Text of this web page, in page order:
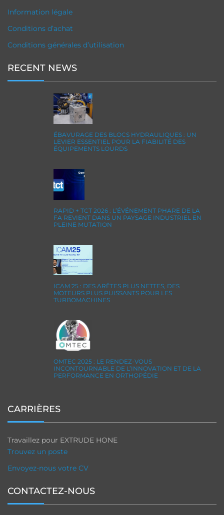
Information légale
Conditions d’achat
Conditions générales d’utilisation
RECENT NEWS
ÉBAVURAGE DES BLOCS HYDRAULIQUES : UN
LEVIER ESSENTIEL POUR LA FIABILITÉ DES
ÉQUIPEMENTS LOURDS
RAPID + TCT 2026 : L’ÉVÉNEMENT PHARE DE LA
FA REVIENT DANS UN PAYSAGE INDUSTRIEL EN
PLEINE MUTATION
ICAM 25 : DES ARÊTES PLUS NETTES, DES
MOTEURS PLUS PUISSANTS POUR LES
TURBOMACHINES
OMTEC 2025 : LE RENDEZ-VOUS
INCONTOURNABLE DE L’INNOVATION ET DE LA
PERFORMANCE EN ORTHOPÉDIE
CARRIÈRES
Travaillez pour EXTRUDE HONE
Trouvez un poste
Envoyez-nous votre CV
CONTACTEZ-NOUS